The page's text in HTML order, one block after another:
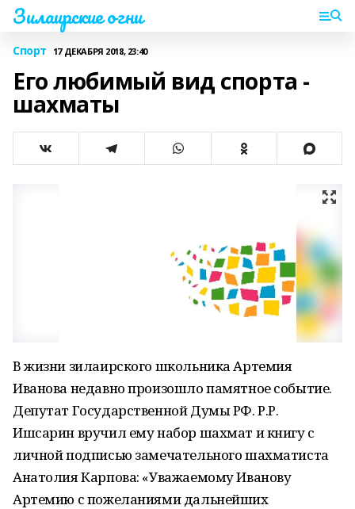
Зилаирские огни
Спорт 17 ДЕКАБРЯ 2018, 23:40
Его любимый вид спорта -
шахматы
В жизни зилаирского школьника Артемия
Иванова недавно произошло памятное событие.
Депутат Государственной Думы РФ. Р.Р.
Ишсарин вручил ему набор шахмат и книгу с
личной подписью замечательного шахматиста
Анатолия Карпова: «Уважаемому Иванову
Артемию с пожеланиями дальнейших